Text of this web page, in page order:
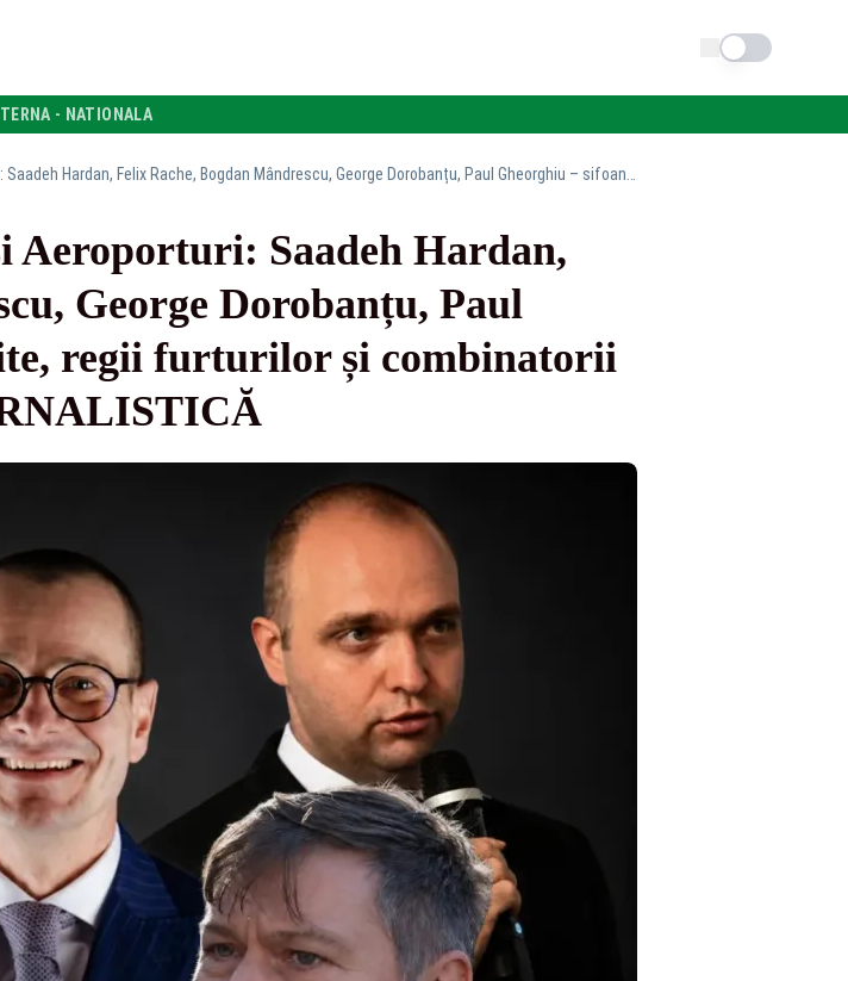
Schimba tema
- NATIONALA
Saadeh Hardan,
George Dorobanțu, Paul
regii furturilor și combinatorii